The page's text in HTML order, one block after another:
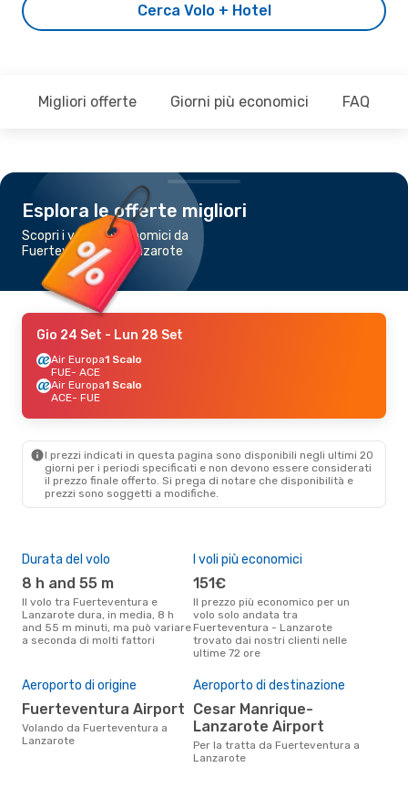
Cerca Volo + Hotel
Migliori offerte Giorni più economici FAQ
Esplora le offerte migliori
Scopri i voli più economici da
Fuerteventura a Lanzarote
Gio 24 Set - Lun 28 Set
Air Europa1 Scalo
FUE- ACE
Air Europa1 Scalo
ACE- FUE
I prezzi indicati in questa pagina sono disponibili negli ultimi 20
giorni per i periodi specificati e non devono essere considerati
il ​​prezzo finale offerto. Si prega di notare che disponibilità e
prezzi sono soggetti a modifiche.
Durata del volo
8 h and 55 m
Il volo tra Fuerteventura e
Lanzarote dura, in media, 8 h
and 55 m minuti, ma può variare
a seconda di molti fattori
I voli più economici
151€
Il prezzo più economico per un
volo solo andata tra
Fuerteventura - Lanzarote
trovato dai nostri clienti nelle
ultime 72 ore
Aeroporto di origine
Fuerteventura Airport
Volando da Fuerteventura a
Lanzarote
Aeroporto di destinazione
Cesar Manrique-
Lanzarote Airport
Per la tratta da Fuerteventura a
Lanzarote